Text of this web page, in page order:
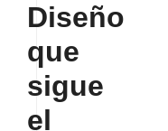
Diseño
que
sigue
el